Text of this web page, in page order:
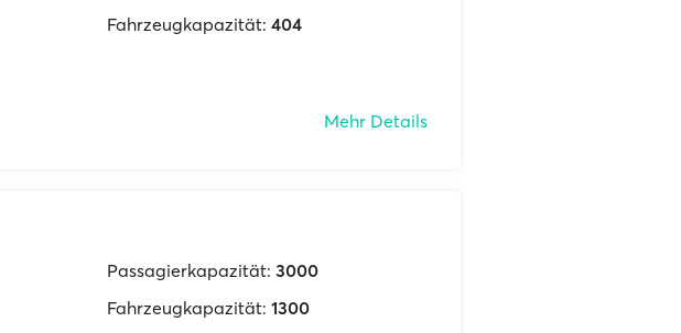
Fahrzeugkapazität: 404
Mehr Details
Passagierkapazität: 3000
Fahrzeugkapazität: 1300